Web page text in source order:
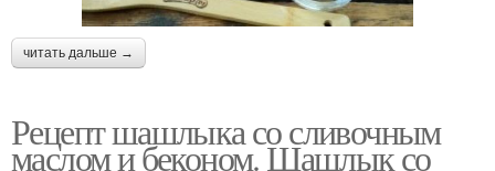
читать дальше →
Рецепт шашлыка со сливочным
маслом и беконом. Шашлык со